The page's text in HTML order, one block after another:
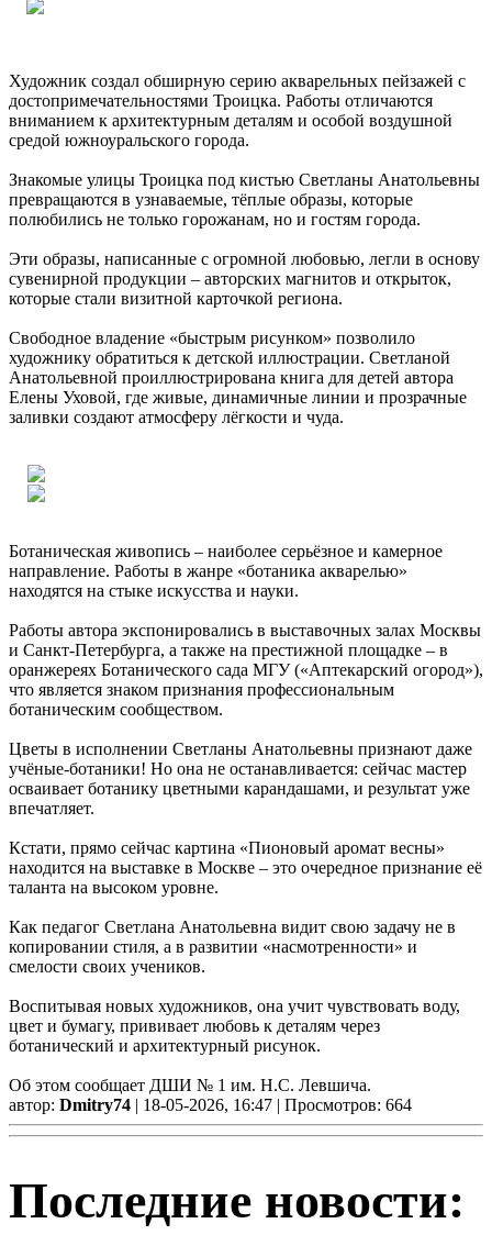
Художник создал обширную серию акварельных пейзажей с
достопримечательностями Троицка. Работы отличаются
вниманием к архитектурным деталям и особой воздушной
средой южноуральского города.
Знакомые улицы Троицка под кистью Светланы Анатольевны
превращаются в узнаваемые, тёплые образы, которые
полюбились не только горожанам, но и гостям города.
Эти образы, написанные с огромной любовью, легли в основу
сувенирной продукции – авторских магнитов и открыток,
которые стали визитной карточкой региона.
Свободное владение «быстрым рисунком» позволило
художнику обратиться к детской иллюстрации. Светланой
Анатольевной проиллюстрирована книга для детей автора
Елены Уховой, где живые, динамичные линии и прозрачные
заливки создают атмосферу лёгкости и чуда.
Ботаническая живопись – наиболее серьёзное и камерное
направление. Работы в жанре «ботаника акварелью»
находятся на стыке искусства и науки.
Работы автора экспонировались в выставочных залах Москвы
и Санкт-Петербурга, а также на престижной площадке – в
оранжереях Ботанического сада МГУ («Аптекарский огород»),
что является знаком признания профессиональным
ботаническим сообществом.
Цветы в исполнении Светланы Анатольевны признают даже
учёные-ботаники! Но она не останавливается: сейчас мастер
осваивает ботанику цветными карандашами, и результат уже
впечатляет.
Кстати, прямо сейчас картина «Пионовый аромат весны»
находится на выставке в Москве – это очередное признание её
таланта на высоком уровне.
Как педагог Светлана Анатольевна видит свою задачу не в
копировании стиля, а в развитии «насмотренности» и
смелости своих учеников.
Воспитывая новых художников, она учит чувствовать воду,
цвет и бумагу, прививает любовь к деталям через
ботанический и архитектурный рисунок.
Об этом сообщает ДШИ № 1 им. Н.С. Левшича.
автор: Dmitry74 | 18-05-2026, 16:47 | Просмотров: 664
Последние новости: